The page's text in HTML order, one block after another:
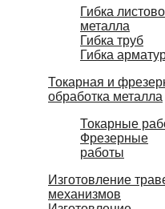
Гибка
металла
Гибка труб
Гибка
Токарная и
обработка металла
Токарные
Фрезерные
работы
Изготовление
механизмов